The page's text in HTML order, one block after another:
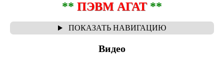
** ПЭВМ АГАТ**
Видео